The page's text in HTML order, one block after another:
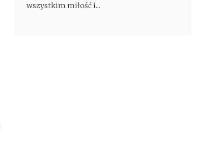
wszystkim miłość i...